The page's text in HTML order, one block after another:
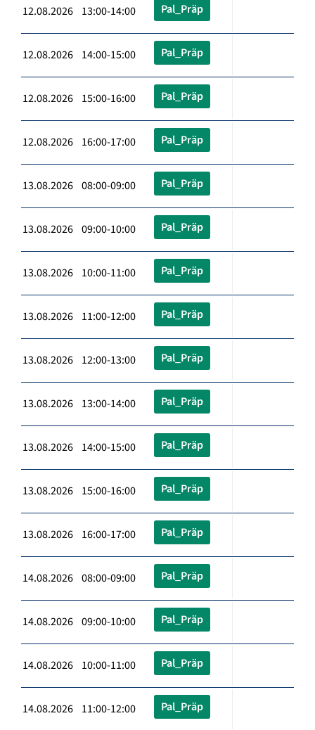
12.08.2026 13:00-14:00 Pal_Präp
12.08.2026 14:00-15:00 Pal_Präp
12.08.2026 15:00-16:00 Pal_Präp
12.08.2026 16:00-17:00 Pal_Präp
13.08.2026 08:00-09:00 Pal_Präp
13.08.2026 09:00-10:00 Pal_Präp
13.08.2026 10:00-11:00 Pal_Präp
13.08.2026 11:00-12:00 Pal_Präp
13.08.2026 12:00-13:00 Pal_Präp
13.08.2026 13:00-14:00 Pal_Präp
13.08.2026 14:00-15:00 Pal_Präp
13.08.2026 15:00-16:00 Pal_Präp
13.08.2026 16:00-17:00 Pal_Präp
14.08.2026 08:00-09:00 Pal_Präp
14.08.2026 09:00-10:00 Pal_Präp
14.08.2026 10:00-11:00 Pal_Präp
14.08.2026 11:00-12:00 Pal_Präp